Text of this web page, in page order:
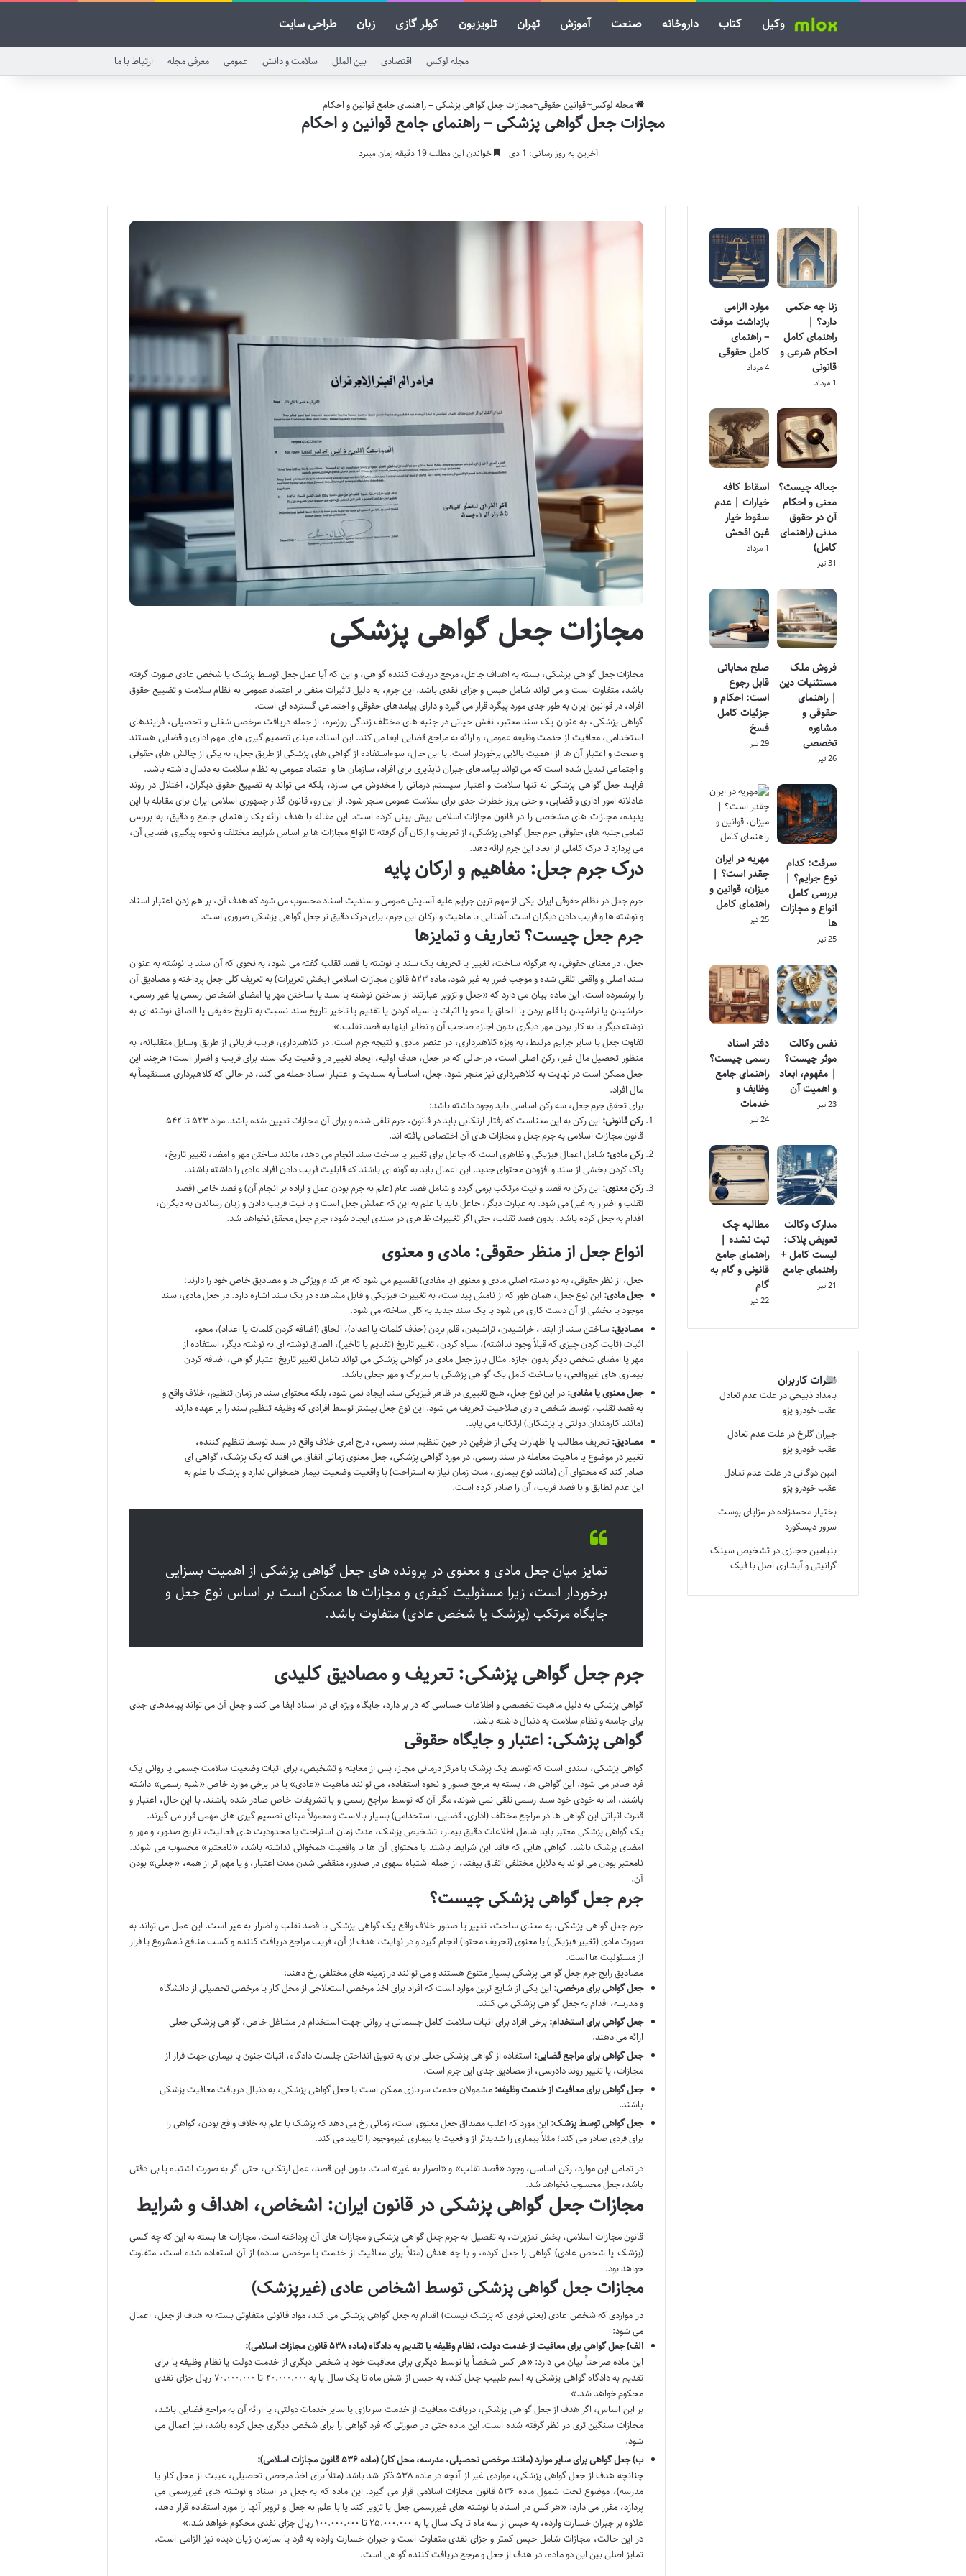
وکیل کتاب داروخانه صنعت آموزش تهران تلویزیون کولر گازی زبان طراحی سایت
مجله لوکس اقتصادی بین الملل سلامت و دانش عمومی معرفی مجله ارتباط با ما
مجله لوکس~قوانین حقوقی~مجازات جعل گواهی پزشکی – راهنمای جامع قوانین و احکام
مجازات جعل گواهی پزشکی – راهنمای جامع قوانین و احکام
آخرین به روز رسانی: 1 دی خواندن این مطلب 19 دقیقه زمان میبرد
مجازات جعل گواهی پزشکی
مجازات جعل گواهی پزشکی، بسته به اهداف جاعل، مرجع دریافت کننده گواهی، و این که آیا عمل جعل توسط پزشک یا شخص عادی صورت گرفته
باشد، متفاوت است و می تواند شامل حبس و جزای نقدی باشد. این جرم، به دلیل تاثیرات منفی بر اعتماد عمومی به نظام سلامت و تضییع حقوق
افراد، در قوانین ایران به طور جدی مورد پیگرد قرار می گیرد و دارای پیامدهای حقوقی و اجتماعی گسترده ای است.
گواهی پزشکی، به عنوان یک سند معتبر، نقش حیاتی در جنبه های مختلف زندگی روزمره، از جمله دریافت مرخصی شغلی و تحصیلی، فرایندهای
استخدامی، معافیت از خدمت وظیفه عمومی، و ارائه به مراجع قضایی ایفا می کند. این اسناد، مبنای تصمیم گیری های مهم اداری و قضایی هستند
و صحت و اعتبار آن ها از اهمیت بالایی برخوردار است. با این حال، سوءاستفاده از گواهی های پزشکی از طریق جعل، به یکی از چالش های حقوقی
و اجتماعی تبدیل شده است که می تواند پیامدهای جبران ناپذیری برای افراد، سازمان ها و اعتماد عمومی به نظام سلامت به دنبال داشته باشد.
فرایند جعل گواهی پزشکی نه تنها سلامت و اعتبار سیستم درمانی را مخدوش می سازد، بلکه می تواند به تضییع حقوق دیگران، اختلال در روند
عادلانه امور اداری و قضایی، و حتی بروز خطرات جدی برای سلامت عمومی منجر شود. از این رو، قانون گذار جمهوری اسلامی ایران برای مقابله با این
پدیده، مجازات های مشخصی را در قانون مجازات اسلامی پیش بینی کرده است. این مقاله با هدف ارائه یک راهنمای جامع و دقیق، به بررسی
تمامی جنبه های حقوقی جرم جعل گواهی پزشکی، از تعریف و ارکان آن گرفته تا انواع مجازات ها بر اساس شرایط مختلف و نحوه پیگیری قضایی آن،
می پردازد تا درک کاملی از ابعاد این جرم ارائه دهد.
درک جرم جعل: مفاهیم و ارکان پایه
جرم جعل در نظام حقوقی ایران یکی از مهم ترین جرایم علیه آسایش عمومی و سندیت اسناد محسوب می شود که هدف آن، بر هم زدن اعتبار اسناد
و نوشته ها و فریب دادن دیگران است. آشنایی با ماهیت و ارکان این جرم، برای درک دقیق تر جعل گواهی پزشکی ضروری است.
جرم جعل چیست؟ تعاریف و تمایزها
جعل، در معنای حقوقی، به هرگونه ساخت، تغییر یا تحریف یک سند یا نوشته با قصد تقلب گفته می شود، به نحوی که آن سند یا نوشته به عنوان
سند اصلی و واقعی تلقی شده و موجب ضرر به غیر شود. ماده ۵۲۳ قانون مجازات اسلامی (بخش تعزیرات) به تعریف کلی جعل پرداخته و مصادیق آن
را برشمرده است. این ماده بیان می دارد که «جعل و تزویر عبارتند از ساختن نوشته یا سند یا ساختن مهر یا امضای اشخاص رسمی یا غیر رسمی،
خراشیدن یا تراشیدن یا قلم بردن یا الحاق یا محو یا اثبات یا سیاه کردن یا تقدیم یا تاخیر تاریخ سند نسبت به تاریخ حقیقی یا الصاق نوشته ای به
نوشته دیگر یا به کار بردن مهر دیگری بدون اجازه صاحب آن و نظایر اینها به قصد تقلب.»
تفاوت جعل با سایر جرایم مرتبط، به ویژه کلاهبرداری، در عنصر مادی و نتیجه جرم است. در کلاهبرداری، فریب قربانی از طریق وسایل متقلبانه، به
منظور تحصیل مال غیر، رکن اصلی است، در حالی که در جعل، هدف اولیه، ایجاد تغییر در واقعیت یک سند برای فریب و اضرار است؛ هرچند این
جعل ممکن است در نهایت به کلاهبرداری نیز منجر شود. جعل، اساساً به سندیت و اعتبار اسناد حمله می کند، در حالی که کلاهبرداری مستقیماً به
مال افراد.
برای تحقق جرم جعل، سه رکن اساسی باید وجود داشته باشد:
رکن قانونی:
این رکن به این معناست که رفتار ارتکابی باید در قانون، جرم تلقی شده و برای آن مجازات تعیین شده باشد. مواد ۵۲۳ تا ۵۴۲
قانون مجازات اسلامی به جرم جعل و مجازات های آن اختصاص یافته اند.
رکن مادی: شامل اعمال فیزیکی و ظاهری است که جاعل برای تغییر یا ساخت سند انجام می دهد، مانند ساختن مهر و امضا، تغییر تاریخ،
پاک کردن بخشی از سند و افزودن محتوای جدید. این اعمال باید به گونه ای باشند که قابلیت فریب دادن افراد عادی را داشته باشند.
رکن معنوی: این رکن به قصد و نیت مرتکب برمی گردد و شامل قصد عام (علم به جرم بودن عمل و اراده بر انجام آن) و قصد خاص (قصد
تقلب و اضرار به غیر) می شود. به عبارت دیگر، جاعل باید با علم به این که عملش جعل است و با نیت فریب دادن و زیان رساندن به دیگران،
اقدام به جعل کرده باشد. بدون قصد تقلب، حتی اگر تغییرات ظاهری در سندی ایجاد شود، جرم جعل محقق نخواهد شد.
انواع جعل از منظر حقوقی: مادی و معنوی
جعل، از نظر حقوقی، به دو دسته اصلی مادی و معنوی (یا مفادی) تقسیم می شود که هر کدام ویژگی ها و مصادیق خاص خود را دارند:
جعل مادی: این نوع جعل، همان طور که از نامش پیداست، به تغییرات فیزیکی و قابل مشاهده در یک سند اشاره دارد. در جعل مادی، سند
موجود یا بخشی از آن دست کاری می شود یا یک سند جدید به کلی ساخته می شود.
مصادیق: ساختن سند از ابتدا، خراشیدن، تراشیدن، قلم بردن (حذف کلمات یا اعداد)، الحاق (اضافه کردن کلمات یا اعداد)، محو،
اثبات (ثابت کردن چیزی که قبلاً وجود نداشته)، سیاه کردن، تغییر تاریخ (تقدیم یا تاخیر)، الصاق نوشته ای به نوشته دیگر، استفاده از
مهر یا امضای شخص دیگر بدون اجازه. مثال بارز جعل مادی در گواهی پزشکی می تواند شامل تغییر تاریخ اعتبار گواهی، اضافه کردن
بیماری های غیرواقعی، یا ساخت کامل یک گواهی پزشکی با سربرگ و مهر جعلی باشد.
جعل معنوی یا مفادی: در این نوع جعل، هیچ تغییری در ظاهر فیزیکی سند ایجاد نمی شود، بلکه محتوای سند در زمان تنظیم، خلاف واقع و
به قصد تقلب، توسط شخص دارای صلاحیت تحریف می شود. این نوع جعل بیشتر توسط افرادی که وظیفه تنظیم سند را بر عهده دارند
(مانند کارمندان دولتی یا پزشکان) ارتکاب می یابد.
مصادیق: تحریف مطالب یا اظهارات یکی از طرفین در حین تنظیم سند رسمی، درج امری خلاف واقع در سند توسط تنظیم کننده،
تغییر در موضوع یا ماهیت معامله در سند رسمی. در مورد گواهی پزشکی، جعل معنوی زمانی اتفاق می افتد که یک پزشک، گواهی ای
صادر کند که محتوای آن (مانند نوع بیماری، مدت زمان نیاز به استراحت) با واقعیت وضعیت بیمار همخوانی ندارد و پزشک با علم به
این عدم تطابق و با قصد فریب، آن را صادر کرده است.
تمایز میان جعل مادی و معنوی در پرونده های جعل گواهی پزشکی از اهمیت بسزایی
برخوردار است، زیرا مسئولیت کیفری و مجازات ها ممکن است بر اساس نوع جعل و
جایگاه مرتکب (پزشک یا شخص عادی) متفاوت باشد.
جرم جعل گواهی پزشکی: تعریف و مصادیق کلیدی
گواهی پزشکی به دلیل ماهیت تخصصی و اطلاعات حساسی که در بر دارد، جایگاه ویژه ای در اسناد ایفا می کند و جعل آن می تواند پیامدهای جدی
برای جامعه و نظام سلامت به دنبال داشته باشد.
گواهی پزشکی: اعتبار و جایگاه حقوقی
گواهی پزشکی، سندی است که توسط یک پزشک یا مرکز درمانی مجاز، پس از معاینه و تشخیص، برای اثبات وضعیت سلامت جسمی یا روانی یک
فرد صادر می شود. این گواهی ها، بسته به مرجع صدور و نحوه استفاده، می توانند ماهیت «عادی» یا در برخی موارد خاص «شبه رسمی» داشته
باشند، اما به خودی خود سند رسمی تلقی نمی شوند، مگر آن که توسط مراجع رسمی و با تشریفات خاص صادر شده باشند. با این حال، اعتبار و
قدرت اثباتی این گواهی ها در مراجع مختلف (اداری، قضایی، استخدامی) بسیار بالاست و معمولاً مبنای تصمیم گیری های مهمی قرار می گیرند.
یک گواهی پزشکی معتبر باید شامل اطلاعات دقیق بیمار، تشخیص پزشک، مدت زمان استراحت یا محدودیت های فعالیت، تاریخ صدور، و مهر و
امضای پزشک باشد. گواهی هایی که فاقد این شرایط باشند یا محتوای آن ها با واقعیت همخوانی نداشته باشد، «نامعتبر» محسوب می شوند.
نامعتبر بودن می تواند به دلایل مختلفی اتفاق بیفتد، از جمله اشتباه سهوی در صدور، منقضی شدن مدت اعتبار، و یا مهم تر از همه، «جعلی» بودن
آن.
جرم جعل گواهی پزشکی چیست؟
جرم جعل گواهی پزشکی، به معنای ساخت، تغییر یا صدور خلاف واقع یک گواهی پزشکی با قصد تقلب و اضرار به غیر است. این عمل می تواند به
صورت مادی (تغییر فیزیکی) یا معنوی (تحریف محتوا) انجام گیرد و در نهایت، هدف از آن، فریب مراجع دریافت کننده و کسب منافع نامشروع یا فرار
از مسئولیت ها است.
مصادیق رایج جرم جعل گواهی پزشکی بسیار متنوع هستند و می توانند در زمینه های مختلفی رخ دهند:
جعل گواهی برای مرخصی: این یکی از شایع ترین موارد است که افراد برای اخذ مرخصی استعلاجی از محل کار یا مرخصی تحصیلی از دانشگاه
و مدرسه، اقدام به جعل گواهی پزشکی می کنند.
جعل گواهی برای استخدام: برخی افراد برای اثبات سلامت کامل جسمانی یا روانی جهت استخدام در مشاغل خاص، گواهی پزشکی جعلی
ارائه می دهند.
جعل گواهی برای مراجع قضایی: استفاده از گواهی پزشکی جعلی برای به تعویق انداختن جلسات دادگاه، اثبات جنون یا بیماری جهت فرار از
مجازات، یا تغییر روند دادرسی، از مصادیق جدی این جرم است.
جعل گواهی برای معافیت از خدمت وظیفه: مشمولان خدمت سربازی ممکن است با جعل گواهی پزشکی، به دنبال دریافت معافیت پزشکی
باشند.
جعل گواهی توسط پزشک: این مورد که اغلب مصداق جعل معنوی است، زمانی رخ می دهد که پزشک با علم به خلاف واقع بودن، گواهی را
برای فردی صادر می کند؛ مثلاً بیماری را شدیدتر از واقعیت یا بیماری غیرموجود را تایید می کند.
در تمامی این موارد، رکن اساسی، وجود «قصد تقلب» و «اضرار به غیر» است. بدون این قصد، عمل ارتکابی، حتی اگر به صورت اشتباه یا بی دقتی
باشد، جعل محسوب نخواهد شد.
مجازات جعل گواهی پزشکی در قانون ایران: اشخاص، اهداف و شرایط
قانون مجازات اسلامی، بخش تعزیرات، به تفصیل به جرم جعل گواهی پزشکی و مجازات های آن پرداخته است. مجازات ها بسته به این که چه کسی
(پزشک یا شخص عادی) گواهی را جعل کرده، و با چه هدفی (مثلاً برای معافیت از خدمت یا مرخصی ساده) از آن استفاده شده است، متفاوت
خواهد بود.
مجازات جعل گواهی پزشکی توسط اشخاص عادی (غیرپزشک)
در مواردی که شخص عادی (یعنی فردی که پزشک نیست) اقدام به جعل گواهی پزشکی می کند، مواد قانونی متفاوتی بسته به هدف از جعل، اعمال
می شود:
الف) جعل گواهی برای معافیت از خدمت دولت، نظام وظیفه یا تقدیم به دادگاه (ماده ۵۳۸ قانون مجازات اسلامی):
این ماده صراحتاً بیان می دارد: «هر کس شخصاً یا توسط دیگری برای معافیت خود یا شخص دیگری از خدمت دولت یا نظام وظیفه یا برای
تقدیم به دادگاه گواهی پزشکی به اسم طبیب جعل کند، به حبس از شش ماه تا یک سال یا به ۲۰.۰۰۰.۰۰۰ تا ۷۰.۰۰۰.۰۰۰ ریال جزای نقدی
محکوم خواهد شد.»
بر این اساس، اگر هدف از جعل گواهی پزشکی، دریافت معافیت از خدمت سربازی یا سایر خدمات دولتی، یا ارائه آن به مراجع قضایی باشد،
مجازات سنگین تری در نظر گرفته شده است. این ماده حتی در صورتی که فرد گواهی را برای شخص دیگری جعل کرده باشد، نیز اعمال می
شود.
ب) جعل گواهی برای سایر موارد (مانند مرخصی تحصیلی، مدرسه، محل کار) (ماده ۵۳۶ قانون مجازات اسلامی):
چنانچه هدف از جعل گواهی پزشکی، مواردی غیر از آنچه در ماده ۵۳۸ ذکر شد باشد (مثلاً برای اخذ مرخصی تحصیلی، غیبت از محل کار یا
مدرسه)، موضوع تحت شمول ماده ۵۳۶ قانون مجازات اسلامی قرار می گیرد. این ماده که به جعل در اسناد و نوشته های غیررسمی می
پردازد، مقرر می دارد: «هر کس در اسناد یا نوشته های غیررسمی جعل یا تزویر کند یا با علم به جعل و تزویر آنها را مورد استفاده قرار دهد،
علاوه بر جبران خسارت وارده، به حبس از سه ماه تا یک سال یا به ۲۵.۰۰۰.۰۰۰ تا ۱۰۰.۰۰۰.۰۰۰ ریال جزای نقدی محکوم خواهد شد.»
در این حالت، مجازات شامل حبس کمتر و جزای نقدی متفاوت است و جبران خسارت وارده به فرد یا سازمان زیان دیده نیز الزامی است.
تمایز اصلی بین این دو ماده، در هدف از جعل و مرجع دریافت کننده گواهی است.
موارد الزامی
بازداشت موقت
– راهنمای
کامل حقوقی
4 مرداد
زنا چه حکمی
دارد؟ |
راهنمای کامل
احکام شرعی و
قانونی
1 مرداد
اسقاط کافه
خیارات | عدم
سقوط خیار
غبن افحش
1 مرداد
جعاله چیست؟
معنی و احکام
آن در حقوق
مدنی (راهنمای
کامل)
31 تیر
صلح محاباتی
قابل رجوع
است: احکام و
جزئیات کامل
فسخ
29 تیر
فروش ملک
مستثنیات دین
| راهنمای
حقوقی و
مشاوره
تخصصی
26 تیر
مهریه در ایران
چقدر است؟ |
میزان، قوانین و
راهنمای کامل
25 تیر
سرقت: کدام
نوع جرایم؟ |
بررسی کامل
انواع و مجازات
ها
25 تیر
دفتر اسناد
رسمی چیست؟
راهنمای جامع
وظایف و
خدمات
24 تیر
نفس وکالت
موثر چیست؟
| مفهوم، ابعاد
و اهمیت آن
23 تیر
مطالبه چک
ثبت نشده |
راهنمای جامع
قانونی و گام به
گام
22 تیر
مدارک وکالت
تعویض پلاک:
لیست کامل +
راهنمای جامع
21 تیر
نظرات کاربران
بامداد ذبیحیدر علت عدم تعادل
عقب خودرو پژو
جیران گلرخدر علت عدم تعادل
عقب خودرو پژو
امین دوگانیدر علت عدم تعادل
عقب خودرو پژو
بختیار محمدزادهدرمزایای بوست
سرور دیسکورد
بنیامین حجازیدرتشخیص سینک
گرانیتی و آبشاری اصل با فیک